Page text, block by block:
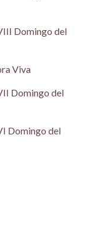
Domingo del
Viva
Domingo del
Domingo del